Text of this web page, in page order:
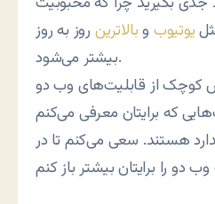
یوتیوب وبالاترین روز به روز
بیشتر می‌شود.
کوچک از قابلیت‌های وب دو
که برایتان معرفی می‌کنم
هستند. سعی می‌کنم تا در